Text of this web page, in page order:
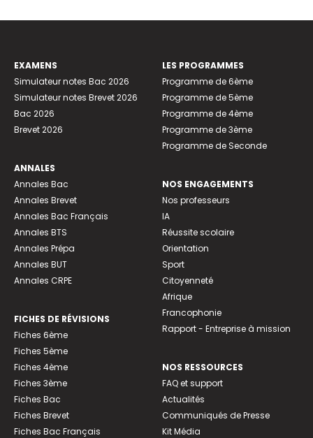
EXAMENS
Simulateur notes Bac 2026
Simulateur notes Brevet 2026
Bac 2026
Brevet 2026
ANNALES
Annales Bac
Annales Brevet
Annales Bac Français
Annales BTS
Annales Prépa
Annales BUT
Annales CRPE
FICHES DE RÉVISIONS
Fiches 6ème
Fiches 5ème
Fiches 4ème
Fiches 3ème
Fiches Bac
Fiches Brevet
Fiches Bac Français
LES PROGRAMMES
Programme de 6ème
Programme de 5ème
Programme de 4ème
Programme de 3ème
Programme de Seconde
NOS ENGAGEMENTS
Nos professeurs
IA
Réussite scolaire
Orientation
Sport
Citoyenneté
Afrique
Francophonie
Rapport - Entreprise à mission
NOS RESSOURCES
FAQ et support
Actualités
Communiqués de Presse
Kit Média